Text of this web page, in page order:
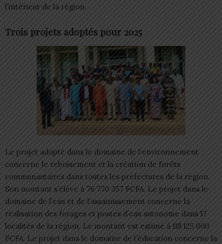
l’intérieur de la région.
Trois projets adoptés pour 2025
Le projet adopté dans le domaine de l’environnement
concerne le reboisement et la création de forêts
communautaires dans toutes les préfectures de la région.
Son montant s’élève à 76 770 357 FCFA. Le projet dans le
domaine de l’eau et de l’assainissement concerne la
réalisation des forages et postes d’eau autonome dans 17
localités de la région. Le montant est estimé à 118 125 000
FCFA. Le projet dans le domaine de l’éducation concerne la